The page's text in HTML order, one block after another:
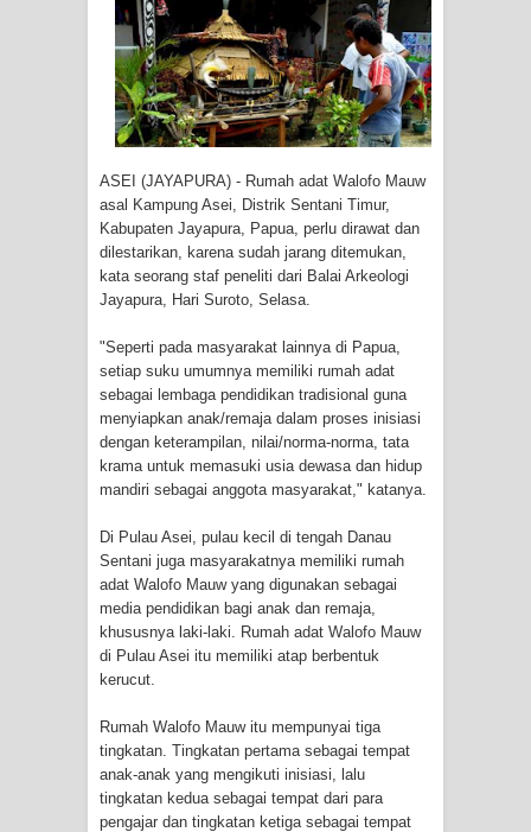
Kapolresta Jayapura Kota
Mengapresiasi Antusiasme Warga
Saat Nonton Bareng Final Piala Dunia
Kebakaran Hanguskan Satu Rumah
di Kompleks Asrama Polisi Sorong
Profil Lengkap Papua Barat, Bumi
Cenderawasih di Ujung Barat Papua
Profil Lengkap Provinsi Papua, Bumi
Cenderawasih di Ujung Timur
Profil Lengkap Aceh, Provinsi
Istimewa di Ujung Sumatera
Lima Rumah Pribadi Terbakar Di
Gempa M3,3 Guncang Nabire, BMKG
Imbau Waspada Susulan
ASEI (JAYAPURA) - Rumah adat Walofo Mauw
asal Kampung Asei, Distrik Sentani Timur,
Kabupaten Jayapura, Papua, perlu dirawat dan
dilestarikan, karena sudah jarang ditemukan,
kata seorang staf peneliti dari Balai Arkeologi
Jayapura, Hari Suroto, Selasa.
"Seperti pada masyarakat lainnya di Papua,
setiap suku umumnya memiliki rumah adat
sebagai lembaga pendidikan tradisional guna
menyiapkan anak/remaja dalam proses inisiasi
dengan keterampilan, nilai/norma-norma, tata
krama untuk memasuki usia dewasa dan hidup
mandiri sebagai anggota masyarakat," katanya.
Di Pulau Asei, pulau kecil di tengah Danau
Sentani juga masyarakatnya memiliki rumah
adat Walofo Mauw yang digunakan sebagai
media pendidikan bagi anak dan remaja,
khususnya laki-laki. Rumah adat Walofo Mauw
di Pulau Asei itu memiliki atap berbentuk
kerucut.
Rumah Walofo Mauw itu mempunyai tiga
tingkatan. Tingkatan pertama sebagai tempat
anak-anak yang mengikuti inisiasi, lalu
tingkatan kedua sebagai tempat dari para
pengajar dan tingkatan ketiga sebagai tempat